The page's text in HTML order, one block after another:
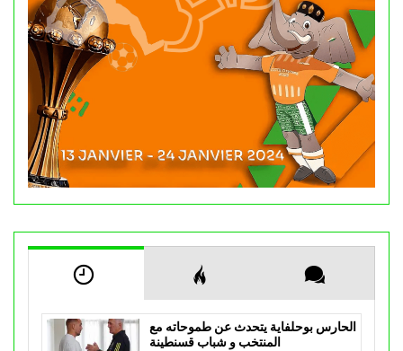
الحارس بوحلفاية يتحدث عن طموحاته مع
المنتخب و شباب قسنطينة